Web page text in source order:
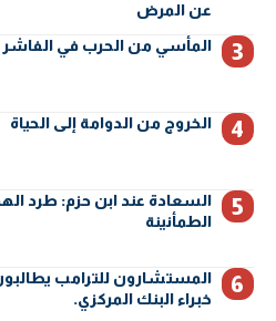
عن المرض
المأسي من الحرب في الفاشر
الخروج من الدوامة إلى الحياة
السعادة عند ابن حزم: طرد
الطمأنينة
المستشارون للترامب
خبراء البنك المركزي.